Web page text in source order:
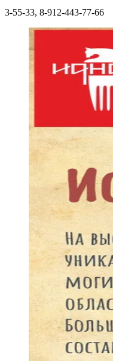
3-55-33, 8-912-443-77-66